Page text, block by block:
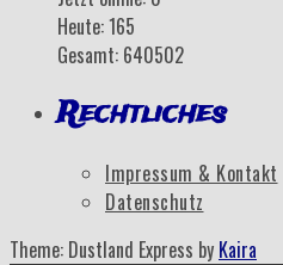
Heute: 165
Gesamt: 640502
Rechtliches
Impressum & Kontakt
Datenschutz
Theme: Dustland Express by Kaira